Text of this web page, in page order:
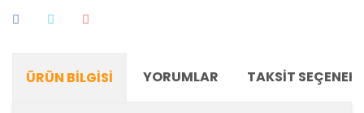
ÜRÜN BILGISI YORUMLAR TAKSIT